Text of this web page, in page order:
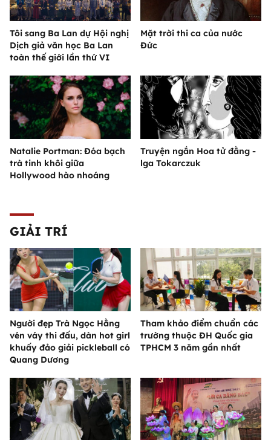
Tôi sang Ba Lan dự Hội nghị
Dịch giả văn học Ba Lan
toàn thế giới lần thứ VI
Mặt trời thi ca của nước
Đức
Natalie Portman: Đóa bạch
trà tinh khôi giữa
Hollywood hào nhoáng
Truyện ngắn Hoa tử đằng -
lga Tokarczuk
GIẢI TRÍ
Người đẹp Trà Ngọc Hằng
vén váy thi đấu, dàn hot girl
khuấy đảo giải pickleball có
Quang Dương
Tham khảo điểm chuẩn các
trường thuộc ĐH Quốc gia
TPHCM 3 năm gần nhất